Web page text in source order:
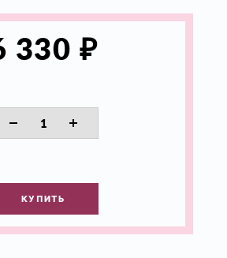
330 ₽
КУПИТЬ